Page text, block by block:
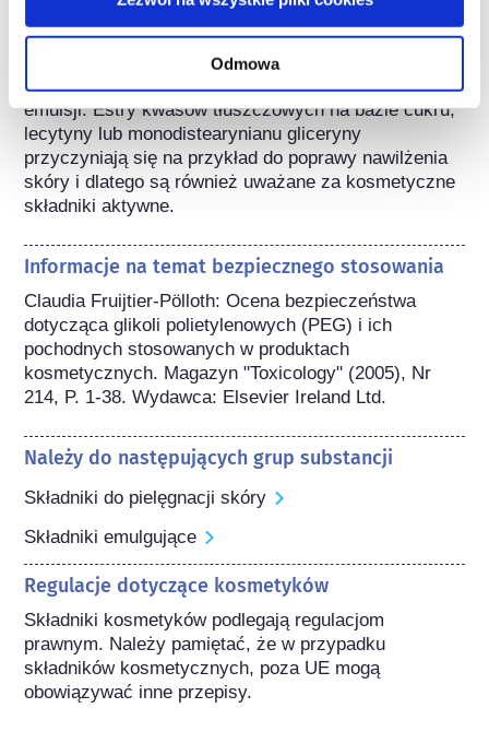
Odmowa
Emulgatory są w szczególności stosowane w
kremach, balsamach i preaparatach myjących lub
oczyszczających. Obecnie emulgatory pełnią również
inne istotne funkcje poza tworzeniem stabilnych
emulsji. Estry kwasów tłuszczowych na bazie cukru,
lecytyny lub monodistearynianu gliceryny
przyczyniają się na przykład do poprawy nawilżenia
skóry i dlatego są również uważane za kosmetyczne
składniki aktywne.
Informacje na temat bezpiecznego stosowania
Claudia Fruijtier-Pölloth: Ocena bezpieczeństwa
dotycząca glikoli polietylenowych (PEG) i ich
pochodnych stosowanych w produktach
kosmetycznych. Magazyn "Toxicology" (2005), Nr
214, P. 1-38. Wydawca: Elsevier Ireland Ltd.
Należy do następujących grup substancji
Składniki do pielęgnacji skóry
Składniki emulgujące
Regulacje dotyczące kosmetyków
Składniki kosmetyków podlegają regulacjom
prawnym. Należy pamiętać, że w przypadku
składników kosmetycznych, poza UE mogą
obowiązywać inne przepisy.